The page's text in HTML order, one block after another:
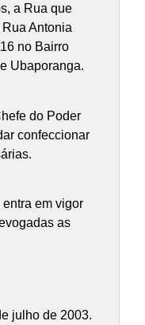
a Rua que
Antonia
no Bairro
Ubaporanga.
do Poder
confeccionar
em vigor
as
julho de 2003.